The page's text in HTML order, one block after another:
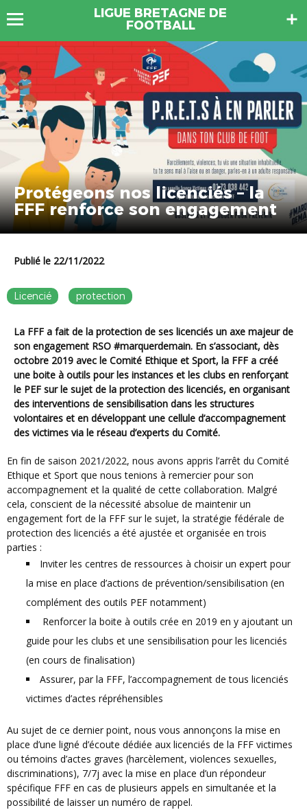
LIGUE BRETAGNE DE
FOOTBALL
Protégeons nos licenciés – la
FFF renforce son engagement
Publié le 22/11/2022
Licencié protection
La FFF a fait de la protection de ses licenciés un axe majeur de
son engagement RSO #marquerdemain. En s’associant, dès
octobre 2019 avec le Comité Ethique et Sport, la FFF a créé
une boite à outils pour les instances et les clubs en renforçant
le PEF sur le sujet de la protection des licenciés, en organisant
des interventions de sensibilisation dans les structures
volontaires et en développant une cellule d’accompagnement
des victimes via le réseau d’experts du Comité.
En fin de saison 2021/2022, nous avons appris l’arrêt du Comité
Ethique et Sport que nous tenions à remercier pour son
accompagnement et la qualité de cette collaboration. Malgré
cela, conscient de la nécessité absolue de maintenir un
engagement fort de la FFF sur le sujet, la stratégie fédérale de
protection des licenciés a été ajustée et organisée en trois
parties :
Inviter les centres de ressources à choisir un expert pour
la mise en place d’actions de prévention/sensibilisation (en
complément des outils PEF notamment)
Renforcer la boite à outils crée en 2019 en y ajoutant un
guide pour les clubs et une sensibilisation pour les licenciés
(en cours de finalisation)
Assurer, par la FFF, l’accompagnement de tous licenciés
victimes d’actes répréhensibles
Au sujet de ce dernier point, nous vous annonçons la mise en
place d’une ligné d’écoute dédiée aux licenciés de la FFF victimes
ou témoins d’actes graves (harcèlement, violences sexuelles,
discriminations), 7/7j avec la mise en place d’un répondeur
spécifique FFF en cas de plusieurs appels en simultanée et la
possibilité de laisser un numéro de rappel.